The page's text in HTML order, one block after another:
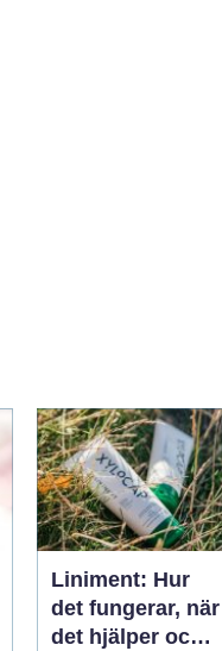
Liniment: Hur
det fungerar, när
det hjälper och